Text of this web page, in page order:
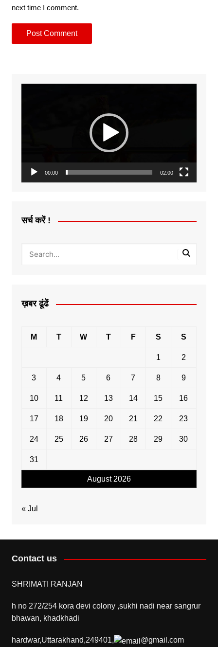
next time I comment.
00:00 02:00
सर्च करें !
ख़बर ढूंढें
August 2026
M T W T F S S
1 2
3 4 5 6 7 8 9
10 11 12 13 14 15 16
17 18 19 20 21 22 23
24 25 26 27 28 29 30
31
« Jul
Contact us
SHRIMATI RANJAN
h no 272/254 kora devi colony ,sukhi nadi near sangrur
bhawan, khadkhadi
hardwar,Uttarakhand,249401, @gmail.com